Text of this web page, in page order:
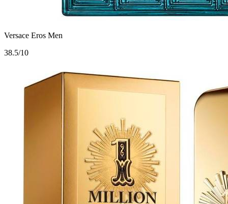
Versace Eros Men
38.5/10